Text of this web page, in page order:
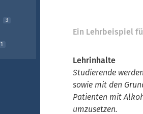
3
Ein Lehrbeispiel
Lehrinhalte
Studierende
sowie mit den
Patienten mit
umzusetzen.